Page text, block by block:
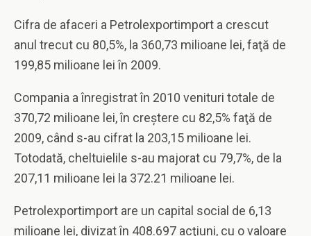
Cifra de afaceri a Petrolexportimport a crescut
anul trecut cu 80,5%, la 360,73 milioane lei, faţă de
199,85 milioane lei în 2009.
Compania a înregistrat în 2010 venituri totale de
370,72 milioane lei, în creştere cu 82,5% faţă de
2009, când s-au cifrat la 203,15 milioane lei.
Totodată, cheltuielile s-au majorat cu 79,7%, de la
207,11 milioane lei la 372.21 milioane lei.
Petrolexportimport are un capital social de 6,13
milioane lei, divizat în 408.697 acţiuni, cu o valoare